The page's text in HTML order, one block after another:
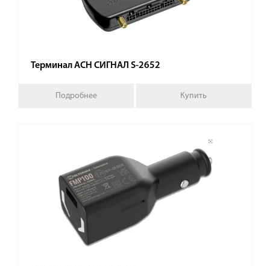
Терминал АСН СИГНАЛ S-2652
Подробнее Купить